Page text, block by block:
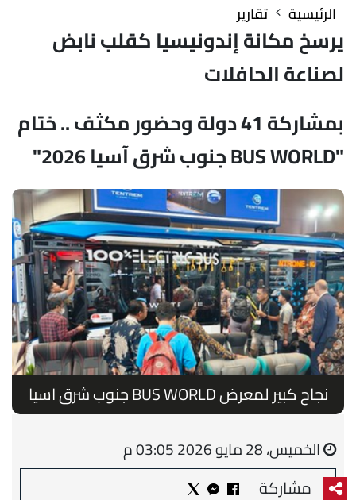
الرئيسية تقارير
يرسخ مكانة إندونيسيا كقلب نابض
لصناعة الحافلات
بمشاركة 41 دولة وحضور مكثف .. ختام
"BUS WORLD جنوب شرق آسيا 2026"
نجاح كبير لمعرض BUS WORLD جنوب شرق اسيا
الخميس، 28 مايو 2026 03:05 م
مشاركة